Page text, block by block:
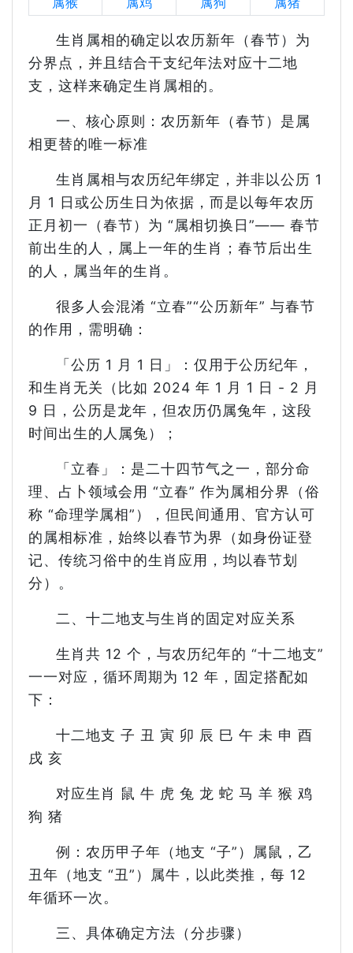
生肖属相的确定以农历新年（春节）为
分界点，并且结合干支纪年法对应十二地
支，这样来确定生肖属相的。
一、核心原则：农历新年（春节）是属
相更替的唯一标准
生肖属相与农历纪年绑定，并非以公历 1
月 1 日或公历生日为依据，而是以每年农历
正月初一（春节）为 “属相切换日”—— 春节
前出生的人，属上一年的生肖；春节后出生
的人，属当年的生肖。
很多人会混淆 “立春”“公历新年” 与春节
的作用，需明确：
「公历 1 月 1 日」：仅用于公历纪年，
和生肖无关（比如 2024 年 1 月 1 日 - 2 月
9 日，公历是龙年，但农历仍属兔年，这段
时间出生的人属兔）；
「立春」：是二十四节气之一，部分命
理、占卜领域会用 “立春” 作为属相分界（俗
称 “命理学属相”），但民间通用、官方认可
的属相标准，始终以春节为界（如身份证登
记、传统习俗中的生肖应用，均以春节划
分）。
二、十二地支与生肖的固定对应关系
生肖共 12 个，与农历纪年的 “十二地支”
一一对应，循环周期为 12 年，固定搭配如
下：
十二地支 子 丑 寅 卯 辰 巳 午 未 申 酉
戌 亥
对应生肖 鼠 牛 虎 兔 龙 蛇 马 羊 猴 鸡
狗 猪
例：农历甲子年（地支 “子”）属鼠，乙
丑年（地支 “丑”）属牛，以此类推，每 12
年循环一次。
三、具体确定方法（分步骤）